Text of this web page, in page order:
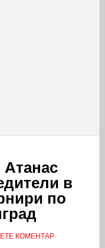
в
по
КОМЕНТАР